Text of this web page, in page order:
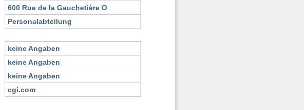
600 Rue de la Gauchetière O
Personalabteilung
keine Angaben
keine Angaben
keine Angaben
cgi.com